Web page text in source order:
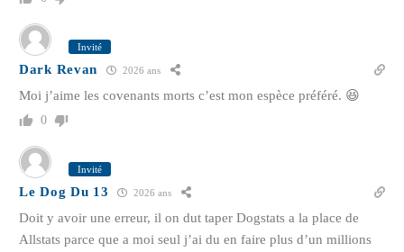
Invité
Dark Revan 2026 ans
Moi j’aime les covenants morts c’est mon espèce préféré. 😆
0
Invité
Le Dog Du 13 2026 ans
Doit y avoir une erreur, il on dut taper Dogstats a la place de
Allstats parce que a moi seul j’ai du en faire plus d’un millions